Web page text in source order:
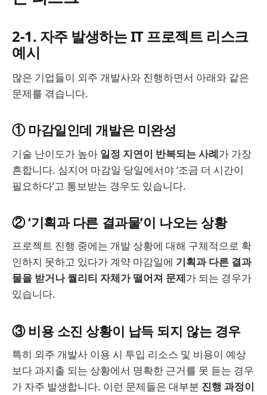
2-1. 자주 발생하는 IT 프로젝트 리스크
예시
많은 기업들이 외주 개발사와 진행하면서 아래와 같은
문제를 겪습니다.
① 마감일인데 개발은 미완성
기술 난이도가 높아 일정 지연이 반복되는 사례가 가장
흔합니다. 심지어 마감일 당일에서야 ‘조금 더 시간이
필요하다’고 통보받는 경우도 있습니다.
② ‘기획과 다른 결과물’이 나오는 상황
프로젝트 진행 중에는 개발 상황에 대해 구체적으로 확
인하지 못하고 있다가 계약 마감일에 기획과 다른 결과
물을 받거나 퀄리티 자체가 떨어져 문제가 되는 경우가
있습니다.
③ 비용 소진 상황이 납득 되지 않는 경우
특히 외주 개발사 이용 시 투입 리소스 및 비용이 예상
보다 과지출 되는 상황에서 명확한 근거를 못 듣는 경우
가 자주 발생합니다. 이런 문제들은 대부분 진행 과정이